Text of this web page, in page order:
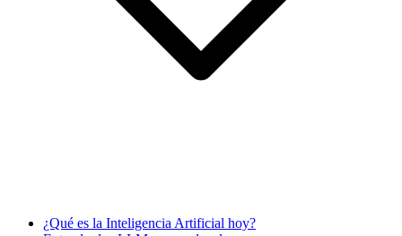
¿Qué es la Inteligencia Artificial hoy?